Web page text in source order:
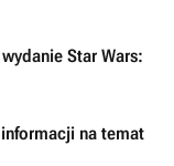
Star Wars:
na temat